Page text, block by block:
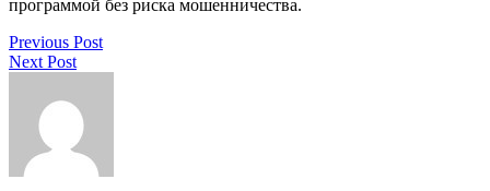
программой без риска мошенничества.
Previous Post
Next Post